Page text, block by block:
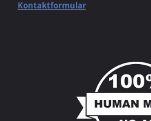
Kontaktformular